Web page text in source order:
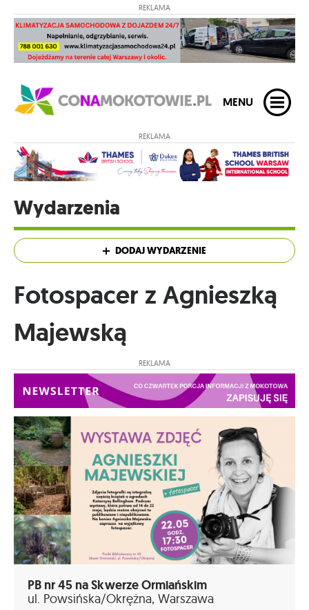
REKLAMA
MENU
REKLAMA
Wydarzenia
DODAJ WYDARZENIE
Fotospacer z Agnieszką
Majewską
REKLAMA
PB nr 45 na Skwerze Ormiańskim
ul. Powsińska/Okrężna, Warszawa